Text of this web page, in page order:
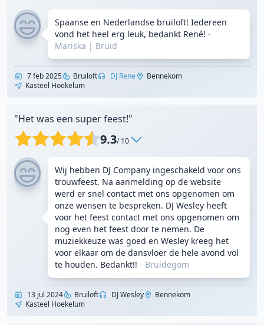
Spaanse en Nederlandse bruiloft! Iedereen
vond het heel erg leuk, bedankt René! -
Mariska | Bruid
7 feb 2025 Bruiloft DJ Rene
Bennekom
Kasteel Hoekelum
"Het was een super feest!"
9.3/ 10
Wij hebben DJ Company ingeschakeld voor ons
trouwfeest. Na aanmelding op de website
werd er snel contact met ons opgenomen om
onze wensen te bespreken. DJ Wesley heeft
voor het feest contact met ons opgenomen om
nog even het feest door te nemen. De
muziekkeuze was goed en Wesley kreeg het
voor elkaar om de dansvloer de hele avond vol
te houden. Bedankt!! - Bruidegom
13 jul 2024 Bruiloft DJ Wesley
Bennekom
Kasteel Hoekelum